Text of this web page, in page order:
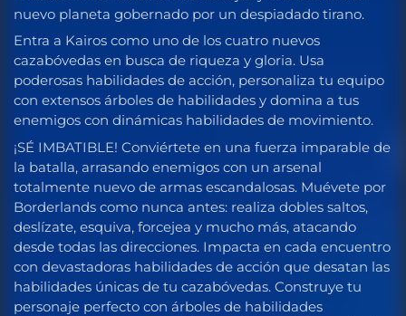
nuevo planeta gobernado por un despiadado tirano.
Entra a Kairos como uno de los cuatro nuevos
cazabóvedas en busca de riqueza y gloria. Usa
poderosas habilidades de acción, personaliza tu equipo
con extensos árboles de habilidades y domina a tus
enemigos con dinámicas habilidades de movimiento.
¡SÉ IMBATIBLE! Conviértete en una fuerza imparable de
la batalla, arrasando enemigos con un arsenal
totalmente nuevo de armas escandalosas. Muévete por
Borderlands como nunca antes: realiza dobles saltos,
deslízate, esquiva, forcejea y mucho más, atacando
desde todas las direcciones. Impacta en cada encuentro
con devastadoras habilidades de acción que desatan las
habilidades únicas de tu cazabóvedas. Construye tu
personaje perfecto con árboles de habilidades